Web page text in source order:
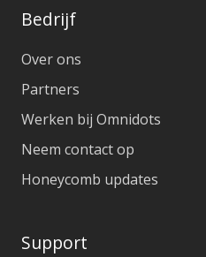
Bedrijf
Over ons
Partners
Werken bij Omnidots
Neem contact op
Honeycomb updates
Support